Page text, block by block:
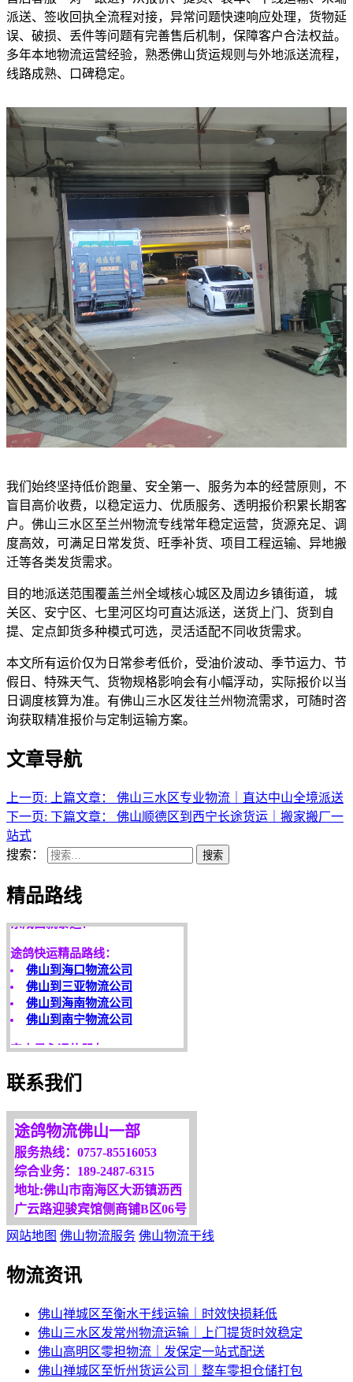
派送、签收回执全流程对接，异常问题快速响应处理，货物延
误、破损、丢件等问题有完善售后机制，保障客户合法权益。
多年本地物流运营经验，熟悉佛山货运规则与外地派送流程，
线路成熟、口碑稳定。
我们始终坚持低价跑量、安全第一、服务为本的经营原则，不
盲目高价收费，以稳定运力、优质服务、透明报价积累长期客
户。佛山三水区至兰州物流专线常年稳定运营，货源充足、调
度高效，可满足日常发货、旺季补货、项目工程运输、异地搬
迁等各类发货需求。
目的地派送范围覆盖兰州全域核心城区及周边乡镇街道， 城
关区、安宁区、七里河区均可直达派送，送货上门、货到自
提、定点卸货多种模式可选，灵活适配不同收货需求。
本文所有运价仅为日常参考低价，受油价波动、季节运力、节
假日、特殊天气、货物规格影响会有小幅浮动，实际报价以当
日调度核算为准。有佛山三水区发往兰州物流需求，可随时咨
询获取精准报价与定制运输方案。
文章导航
上一页: 上篇文章：
佛山三水区专业物流｜直达中山全境派送
下一页: 下篇文章：
佛山顺德区到西宁长途货运｜搬家搬厂一
站式
搜索：
搜索
精品路线
天开地辟宏基，
东成西就泰运！
途鸽快运精品路线：
佛山到海口物流公司
佛山到三亚物流公司
佛山到海南物流公司
佛山到南宁物流公司
客户是永远的朋友，
服务是永恒的追求！
欢迎您光临！
我们将竭诚为你服务！
联系我们
途鸽物流佛山一部
服务热线：0757-85516053
综合业务：189-2487-6315
地址:佛山市南海区大沥镇沥西
广云路迎骏宾馆侧商铺B区06号
网站地图 佛山物流服务 佛山物流干线
物流资讯
佛山禅城区至衡水干线运输｜时效快损耗低
佛山三水区发常州物流运输｜上门提货时效稳定
佛山高明区零担物流｜发保定一站式配送
佛山禅城区至忻州货运公司｜整车零担仓储打包